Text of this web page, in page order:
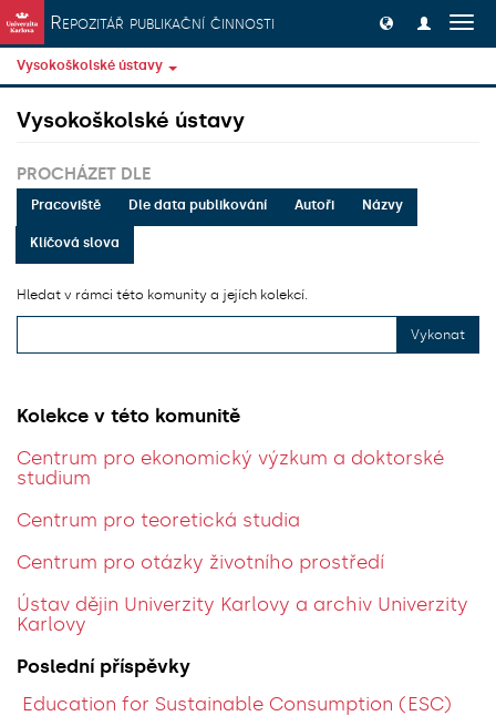
Přeskočit na obsah
Repozitář publikační činnosti
Vysokoškolské ústavy
Vysokoškolské ústavy
PROCHÁZET DLE
Pracoviště Dle data publikování Autoři Názvy
Klíčová slova
Hledat v rámci této komunity a jejích kolekcí.
Vykonat
Kolekce v této komunitě
Centrum pro ekonomický výzkum a doktorské
studium
Centrum pro teoretická studia
Centrum pro otázky životního prostředí
Ústav dějin Univerzity Karlovy a archiv Univerzity
Karlovy
Poslední příspěvky
Education for Sustainable Consumption (ESC)